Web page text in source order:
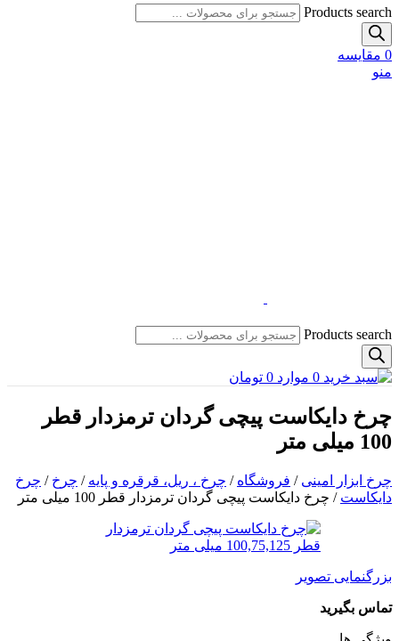
Products search
0 مقایسه
منو
Products search
0 موارد 0 تومان
چرخ دایکاست پیچی گردان ترمزدار قطر
100 میلی متر
چرخ ابزار امینی / فروشگاه / چرخ ، ریل، قرقره و پایه / چرخ / چرخ
دایکاست / چرخ دایکاست پیچی گردان ترمزدار قطر 100 میلی متر
بزرگنمایی تصویر
تماس بگیرید